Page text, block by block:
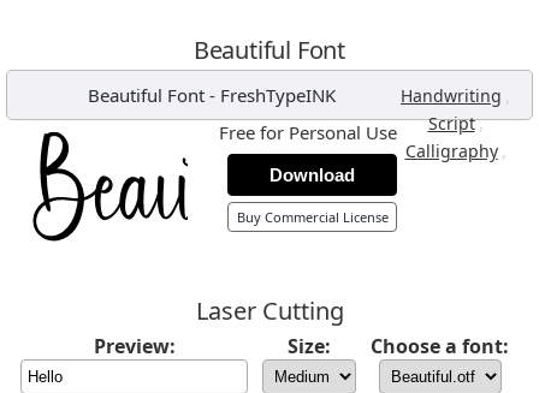
Beautiful Font
Beautiful Font- FreshTypeINK Handwriting ,
Script,
Calligraphy ,
Free for Personal Use
Download
Buy Commercial License
Laser Cutting
Preview: Size: Choose a font: